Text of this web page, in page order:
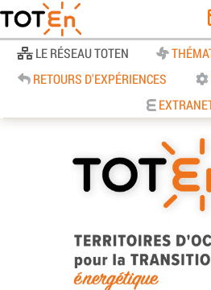
LE RÉSEAU TOTEN
RETOURS D'EXPÉRIENCES